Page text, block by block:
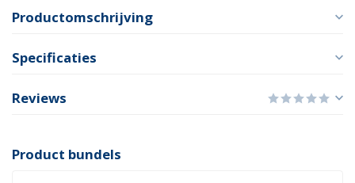
Productomschrijving
Specificaties
Reviews
Product bundels